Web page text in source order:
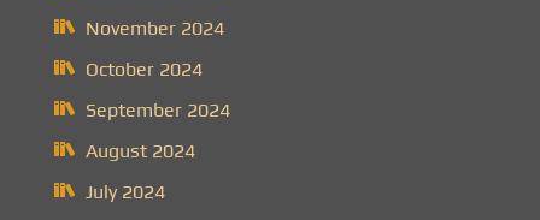
November 2024
October 2024
September 2024
August 2024
July 2024